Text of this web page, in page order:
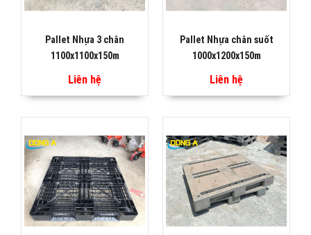
Pallet Nhựa 3 chân
1100x1100x150m
Liên hệ
Pallet Nhựa chân suốt
1000x1200x150m
Liên hệ